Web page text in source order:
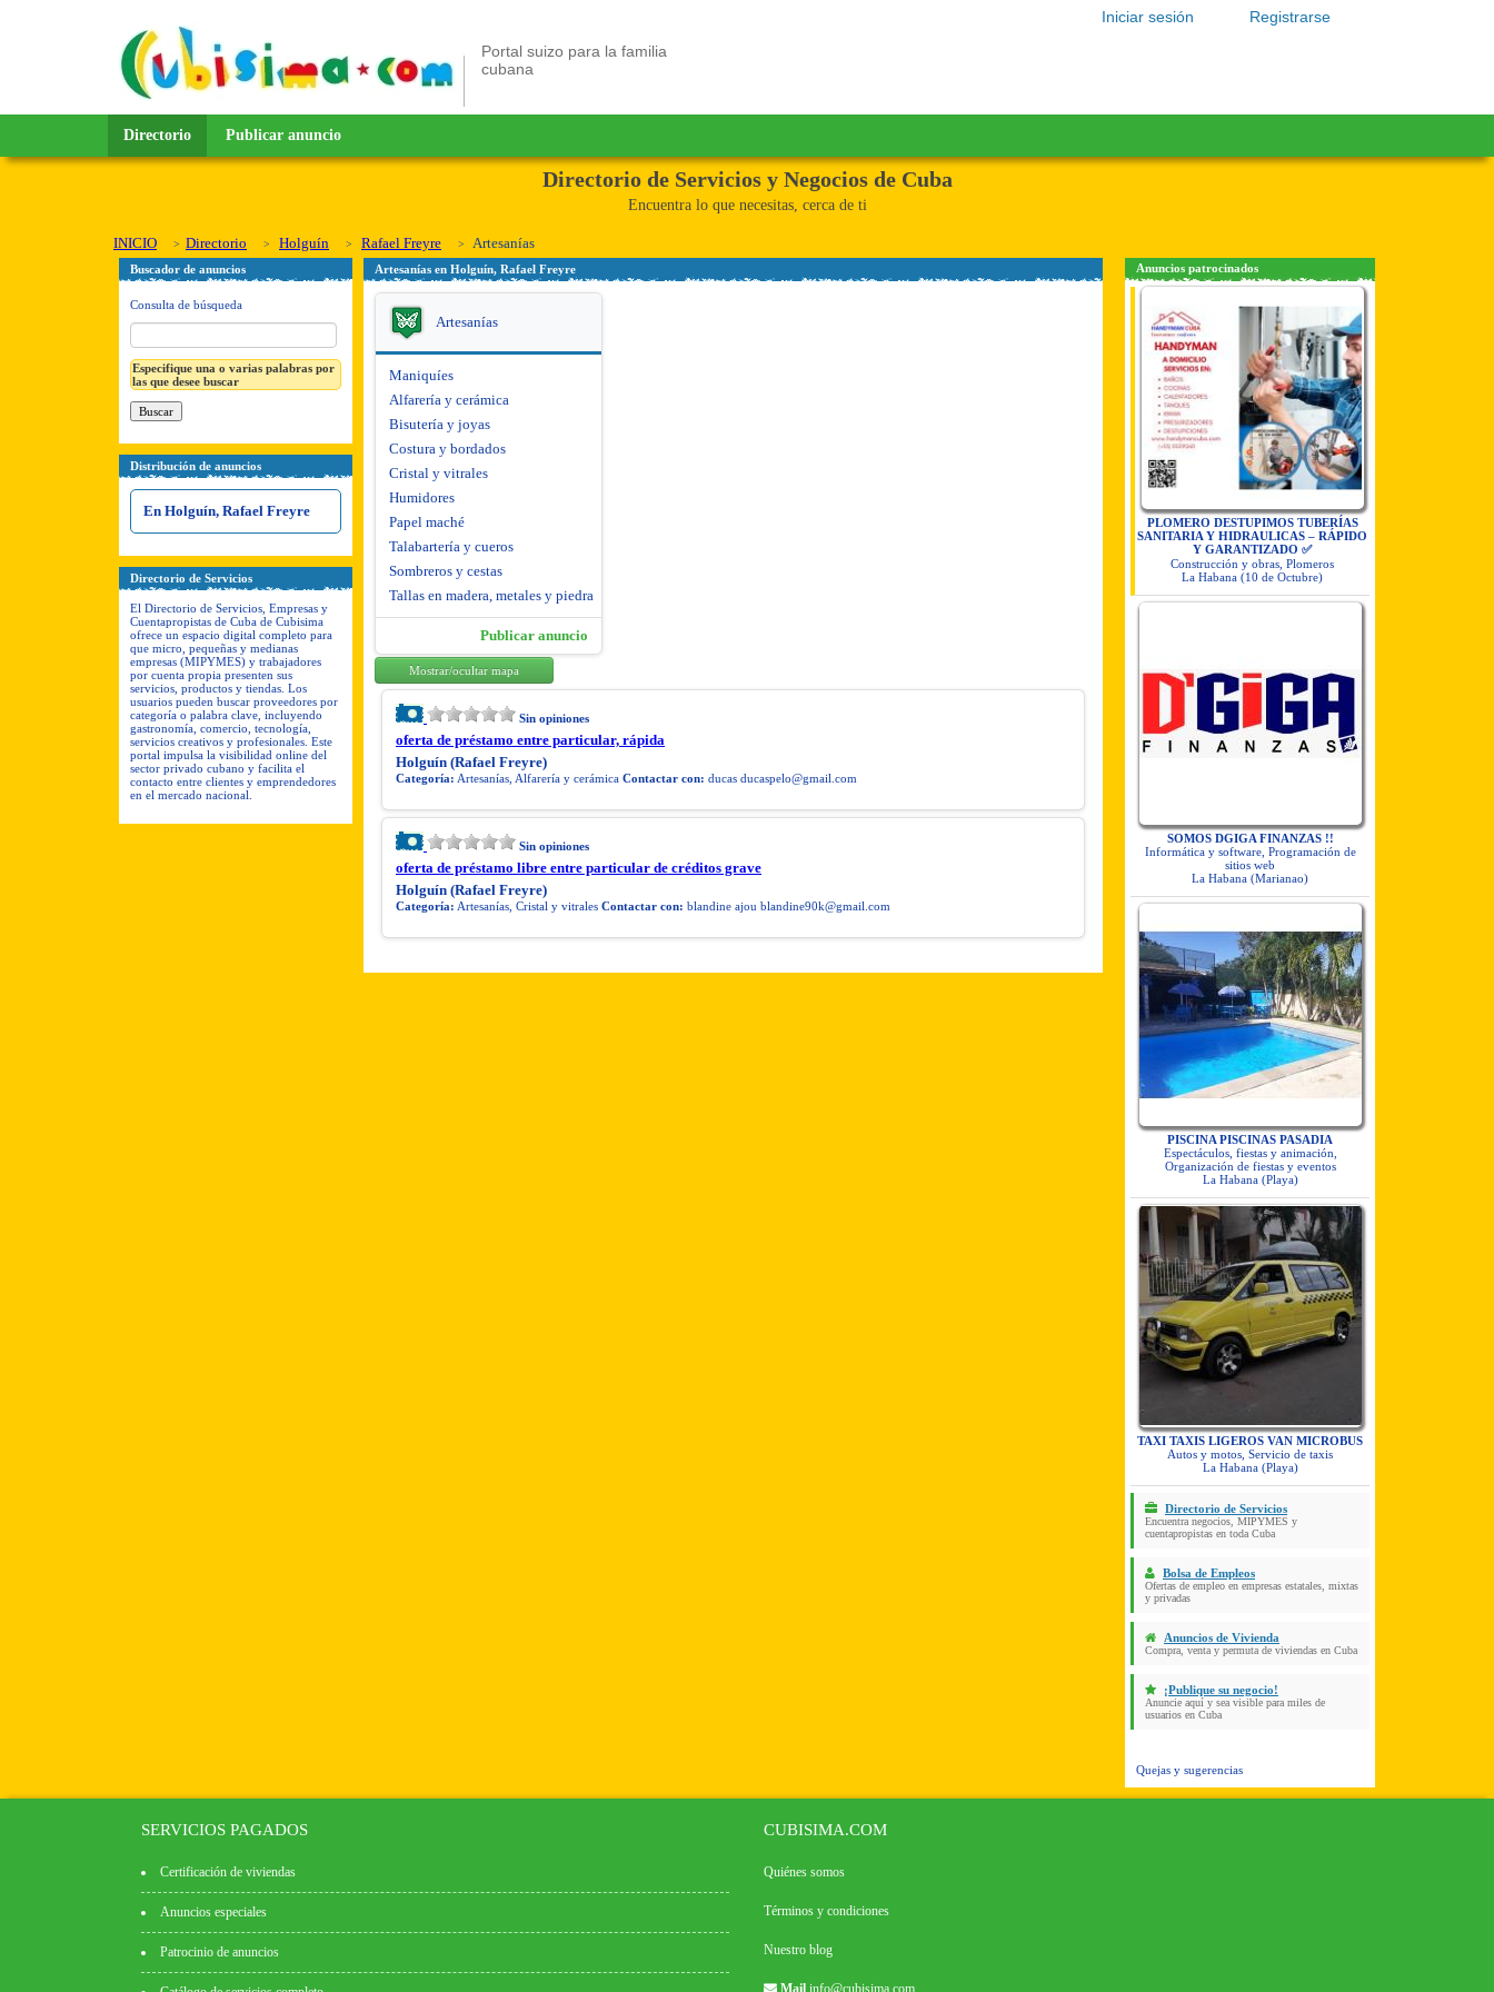
Registrarse
Iniciar sesión
Portal suizo para la familia
cubana
Directorio Publicar anuncio
Directorio de Servicios y Negocios de Cuba
Encuentra lo que necesitas, cerca de ti
INICIO Directorio Holguín Rafael Freyre Artesanías
Buscador de anuncios
Consulta de búsqueda
Especifique una o varias palabras por
las que desee buscar
Distribución de anuncios
En Holguín, Rafael Freyre
Directorio de Servicios
El Directorio de Servicios, Empresas y
Cuentapropistas de Cuba de Cubisima
ofrece un espacio digital completo para
que micro, pequeñas y medianas
empresas (MIPYMES) y trabajadores
por cuenta propia presenten sus
servicios, productos y tiendas. Los
usuarios pueden buscar proveedores por
categoría o palabra clave, incluyendo
gastronomía, comercio, tecnología,
servicios creativos y profesionales. Este
portal impulsa la visibilidad online del
sector privado cubano y facilita el
contacto entre clientes y emprendedores
en el mercado nacional.
Artesanías en Holguín, Rafael Freyre
Artesanías
Maniquíes
Alfarería y cerámica
Bisutería y joyas
Costura y bordados
Cristal y vitrales
Humidores
Papel maché
Talabartería y cueros
Sombreros y cestas
Tallas en madera, metales y piedra
Publicar anuncio
Mostrar/ocultar mapa
Sin opiniones
oferta de préstamo entre particular, rápida
Holguín (Rafael Freyre)
Categoría: Artesanías, Alfarería y cerámica Contactar con: ducas ducaspelo@gmail.com
Sin opiniones
oferta de préstamo libre entre particular de créditos grave
Holguín (Rafael Freyre)
Categoría: Artesanías, Cristal y vitrales Contactar con: blandine ajou blandine90k@gmail.com
Anuncios patrocinados
PLOMERO DESTUPIMOS TUBERÍAS
SANITARIA Y HIDRAULICAS – RÁPIDO
Y GARANTIZADO ✅
Construcción y obras, Plomeros
La Habana (10 de Octubre)
SOMOS DGIGA FINANZAS !!
Informática y software, Programación de
sitios web
La Habana (Marianao)
PISCINA PISCINAS PASADIA
Espectáculos, fiestas y animación,
Organización de fiestas y eventos
La Habana (Playa)
TAXI TAXIS LIGEROS VAN MICROBUS
Autos y motos, Servicio de taxis
La Habana (Playa)
Directorio de Servicios
Encuentra negocios, MIPYMES y
cuentapropistas en toda Cuba
Bolsa de Empleos
Ofertas de empleo en empresas estatales, mixtas
y privadas
Anuncios de Vivienda
Compra, venta y permuta de viviendas en Cuba
¡Publique su negocio!
Anuncie aquí y sea visible para miles de
usuarios en Cuba
Quejas y sugerencias
SERVICIOS PAGADOS
Certificación de viviendas
Anuncios especiales
Patrocinio de anuncios
CUBISIMA.COM
Quiénes somos
Términos y condiciones
Nuestro blog
Mail info@cubisima.com